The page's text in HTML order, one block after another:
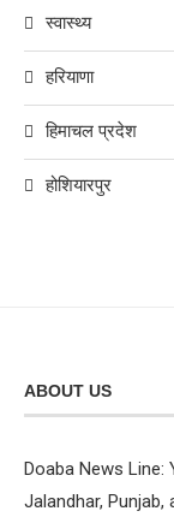
स्वास्थ्य
हरियाणा
हिमाचल प्रदेश
होशियारपुर
ABOUT US
Doaba News
Jalandhar, Punjab,